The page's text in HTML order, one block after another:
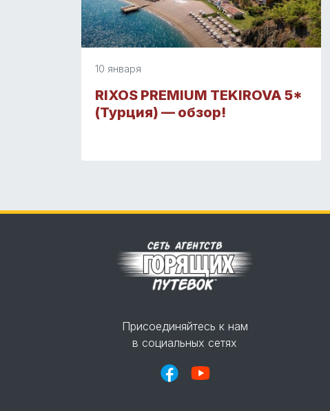
10 января
RIXOS PREMIUM TEKIROVA 5*
(Турция) — обзор!
Присоединяйтесь к нам
в социальных сетях